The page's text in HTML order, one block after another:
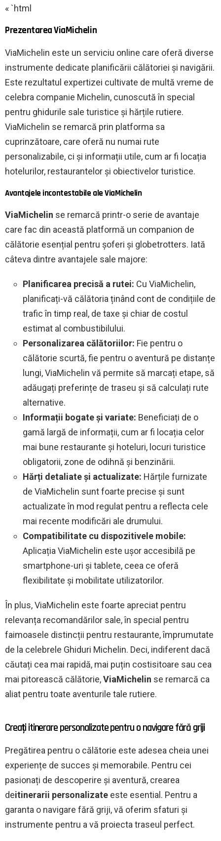
« `html
Prezentarea ViaMichelin
ViaMichelin este un serviciu online care oferă diverse
instrumente dedicate planificării călătoriei și navigării.
Este rezultatul expertizei cultivate de multă vreme de
celebra companie Michelin, cunoscută în special
pentru ghidurile sale turistice și hărțile rutiere.
ViaMichelin se remarcă prin platforma sa
cuprinzătoare, care oferă nu numai rute
personalizabile, ci și informații utile, cum ar fi locația
hotelurilor, restaurantelor și obiectivelor turistice.
Avantajele incontestabile ale ViaMichelin
ViaMichelin se remarcă printr-o serie de avantaje
care fac din această platformă un companion de
călătorie esențial pentru șoferi și globetrotters. Iată
câteva dintre avantajele sale majore:
Planificarea precisă a rutei: Cu ViaMichelin,
planificați-vă călătoria ținând cont de condițiile de
trafic în timp real, de taxe și chiar de costul
estimat al combustibilului.
Personalizarea călătoriilor: Fie pentru o
călătorie scurtă, fie pentru o aventură pe distanțe
lungi, ViaMichelin vă permite să marcați etape, să
adăugați preferințe de traseu și să calculați rute
alternative.
Informații bogate și variate: Beneficiați de o
gamă largă de informații, cum ar fi locația celor
mai bune restaurante și hoteluri, locuri turistice
obligatorii, zone de odihnă și benzinării.
Hărți detaliate și actualizate: Hărțile furnizate
de ViaMichelin sunt foarte precise și sunt
actualizate în mod regulat pentru a reflecta cele
mai recente modificări ale drumului.
Compatibilitate cu dispozitivele mobile:
Aplicația ViaMichelin este ușor accesibilă pe
smartphone-uri și tablete, ceea ce oferă
flexibilitate și mobilitate utilizatorilor.
În plus, ViaMichelin este foarte apreciat pentru
relevanța recomandărilor sale, în special pentru
faimoasele distincții pentru restaurante, împrumutate
de la celebrele Ghiduri Michelin. Deci, indiferent dacă
căutați cea mai rapidă, mai puțin costisitoare sau cea
mai pitorească călătorie,ViaMichelin se remarcă ca
aliat pentru toate aventurile tale rutiere.
Creați itinerare personalizate pentru o navigare fără griji
Pregătirea pentru o călătorie este adesea cheia unei
experiențe de succes și memorabile. Pentru cei
pasionați de descoperire și aventură, crearea
deitinerarii personalizate este esential. Pentru a
garanta o navigare fără griji, vă oferim sfaturi și
instrumente pentru a vă proiecta traseul perfect.